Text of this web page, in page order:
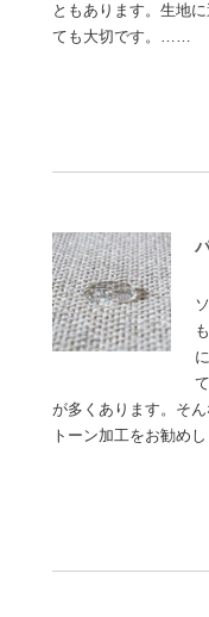
ともあります。生地
ても大切です。……
が多くあります。そ
トーン加工をお勧め